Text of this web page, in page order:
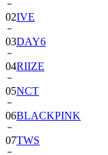
02IVE
03DAY6
04RIIZE
05NCT
06BLACKPINK
07TWS